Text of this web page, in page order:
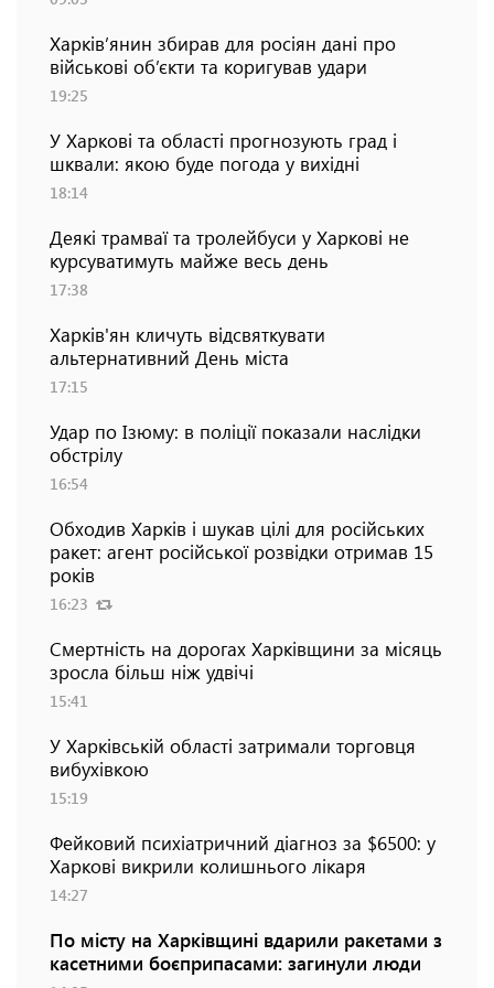
Харків’янин збирав для росіян дані про
військові об’єкти та коригував удари
19:25
У Харкові та області прогнозують град і
шквали: якою буде погода у вихідні
18:14
Деякі трамваї та тролейбуси у Харкові не
курсуватимуть майже весь день
17:38
Харків'ян кличуть відсвяткувати
альтернативний День міста
17:15
Удар по Ізюму: в поліції показали наслідки
обстрілу
16:54
Обходив Харків і шукав цілі для російських
ракет: агент російської розвідки отримав 15
років
16:23
Смертність на дорогах Харківщини за місяць
зросла більш ніж удвічі
15:41
У Харківській області затримали торговця
вибухівкою
15:19
Фейковий психіатричний діагноз за $6500: у
Харкові викрили колишнього лікаря
14:27
По місту на Харківщині вдарили ракетами з
касетними боєприпасами: загинули люди